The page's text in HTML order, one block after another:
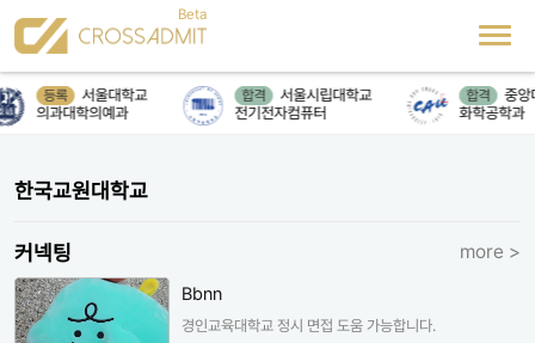
등록
서울대학교
의과대학의예과
합격
서울시립대학교
전기전자컴퓨터
합격
중앙
화학공학과
한국교원대학교
커넥팅 more >
Bbnn
경인교육대학교 정시 면접 도움 가능합니다.